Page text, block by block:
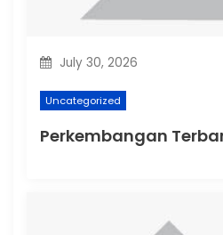
July 30, 2026
Uncategorized